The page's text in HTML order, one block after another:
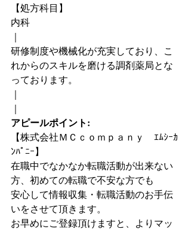
【処方科目】
内科
｜
研修制度や機械化が充実しており、こ
れからのスキルを磨ける調剤薬局とな
っております。
｜
｜
アピールポイント:
【株式会社ＭＣｃｏｍｐａｎｙ　ｴﾑｼｰｶ
ﾝﾊﾟﾆｰ】
在職中でなかなか転職活動が出来ない
方、初めての転職で不安な方でも
安心して情報収集・転職活動のお手伝
いをさせて頂きます。
お早めにご登録頂けますと、よりマッ